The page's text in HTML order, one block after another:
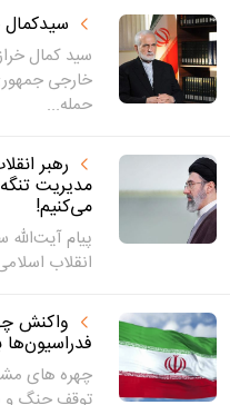
سید کمال
خارجی
حمله...
رهبر
مدیریت
می‌کنیم!
پیام
انقلاب
واکنش
چهره های
توقف جنگ و